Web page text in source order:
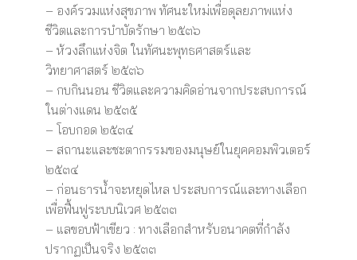
– องค์รวมแห่งสุขภาพ ทัศนะใหม่เพื่อดุลยภาพแห่ง
ชีวิตและการบำบัดรักษา ๒๕๓๖
– ห้วงลึกแห่งจิต ในทัศนะพุทธศาสตร์และ
วิทยาศาสตร์ ๒๕๓๖
– กบกินนอน ชีวิตและความคิดอ่านจากประสบการณ์
ในต่างแดน ๒๕๓๕
– โอบกอด ๒๕๓๔
– สถานะและชะตากรรมของมนุษย์ในยุคคอมพิวเตอร์
๒๕๓๔
– ก่อนธารน้ำจะหยุดไหล ประสบการณ์และทางเลือก
เพื่อฟื้นฟูระบบนิเวศ ๒๕๓๓
– แลขอบฟ้าเขียว : ทางเลือกสำหรับอนาคตที่กำลัง
ปรากฏเป็นจริง ๒๕๓๓